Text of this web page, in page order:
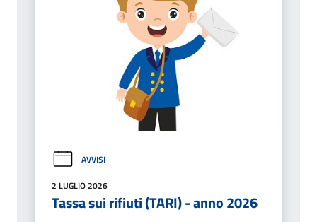
AVVISI
2 LUGLIO 2026
Tassa sui rifiuti (TARI) - anno 2026